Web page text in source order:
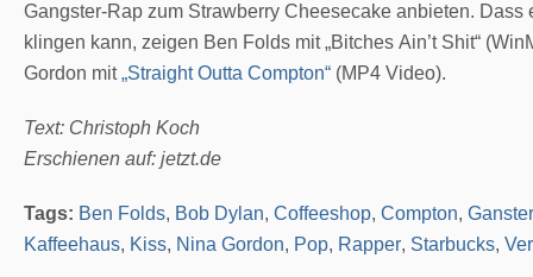
Gangster-Rap zum Strawberry Cheesecake anbieten. Dass
klingen kann, zeigen Ben Folds mit „Bitches Ain’t Shit“
Gordon mit„Straight Outta Compton“ (MP4 Video).
Text: Christoph Koch
Erschienen auf: jetzt.de
Tags: Ben Folds, Bob Dylan, Coffeeshop, Compton,
Kaffeehaus, Kiss, Nina Gordon, Pop, Rapper, Starbucks,